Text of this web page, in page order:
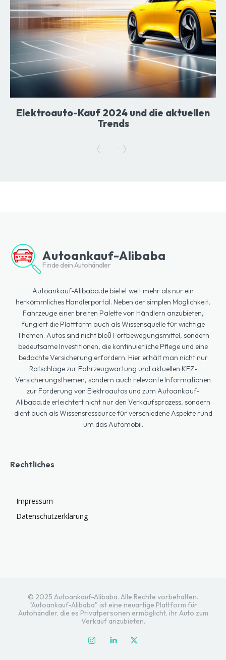
Elektroauto-Kauf 2024 und die aktuellen
Trends
Autoankauf-Alibaba
Finde dein Autohändler
Autoankauf-Alibaba.de bietet weit mehr als nur ein
herkömmliches Händlerportal. Neben der simplen Möglichkeit,
Fahrzeuge einer breiten Palette von Händlern anzubieten,
fungiert die Plattform auch als Wissensquelle für wichtige
Themen. Autos sind nicht bloß Fortbewegungsmittel, sondern
bedeutsame Investitionen, die kontinuierliche Pflege und eine
bedachte Versicherung erfordern. Hier erhält man nicht nur
Ratschläge zur Fahrzeugwartung und aktuellen KFZ-
Versicherungsthemen, sondern auch relevante Informationen
zur Förderung von Elektroautos und zum Autoankauf-
Alibaba.de erleichtert nicht nur den Verkaufsprozess, sondern
dient auch als Wissensressource für verschiedene Aspekte rund
um das Automobil.
Rechtliches
Impressum
Datenschutzerklärung
© 2025 Autoankauf-Alibaba. Alle Rechte vorbehalten.
"Autoankauf-Alibaba" ist eine neuartige Plattform für
Autohändler, die es Privatpersonen ermöglicht, ihr Auto zum
Verkauf anzubieten.